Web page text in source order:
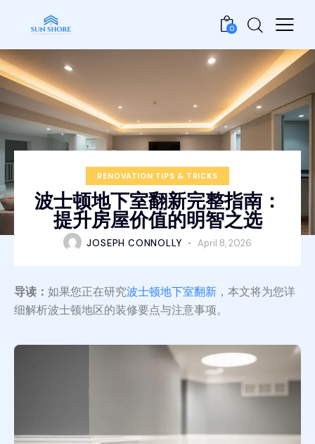
0
RENOVATION TIPS & TRICKS
波士顿地下室翻新完整指南：
提升房屋价值的明智之选
JOSEPH CONNOLLY April 8, 2026
导读： 如果您正在研究波士顿地下室翻新 ，本文将为您详
细解析波士顿地区的装修要点与注意事项。